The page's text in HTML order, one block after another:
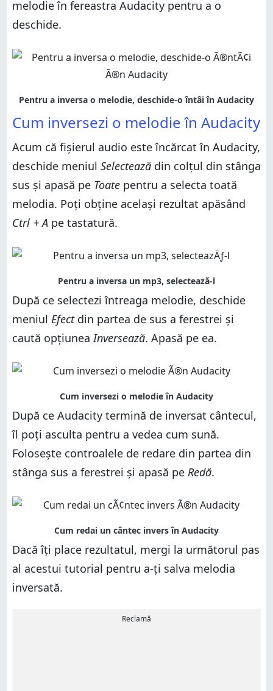
melodie în fereastra Audacity pentru a o
deschide.
Cum inversezi o melodie în Audacity
Acum că fișierul audio este încărcat în Audacity,
deschide meniul Selectează din colțul din stânga
sus și apasă pe Toate pentru a selecta toată
melodia. Poți obține același rezultat apăsând
Ctrl + A pe tastatură.
După ce selectezi întreaga melodie, deschide
meniul Efectdin partea de sus a ferestrei și
caută opțiuneaInversează. Apasă pe ea.
După ce Audacity termină de inversat cântecul,
îl poți asculta pentru a vedea cum sună.
Folosește controalele de redare din partea din
stânga sus a ferestrei și apasă pe Redă.
Dacă îți place rezultatul, mergi la următorul pas
al acestui tutorial pentru a-ți salva melodia
inversată.
Reclamă